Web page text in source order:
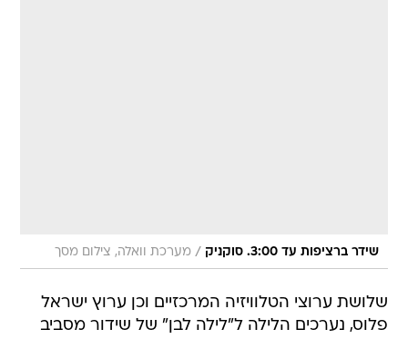
שידר ברציפות עד 3:00. סוקניק / מערכת וואלה, צילום מסך
שלושת ערוצי הטלוויזיה המרכזיים וכן ערוץ ישראל
פלוס, נערכים הלילה ל"לילה לבן" של שידור מסביב